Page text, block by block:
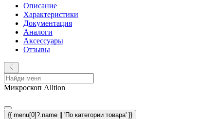
Описание
Характеристики
Документация
Аналоги
Аксессуары
Отзывы
Микроскоп Alltion
{{ menu[0]?.name || 'По категории товара' }}